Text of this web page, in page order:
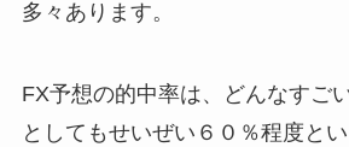
多々あります。
FX予想の的中率は、どんなすご
としてもせいぜい６０％程度と